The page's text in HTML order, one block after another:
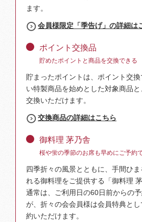
ます。
会員様限定「季告げ」の詳細は
ポイント交換品
貯めたポイントと商品を交換できる
貯まったポイントは、ポイント交
い特製商品を始めとした対象商品
交換いただけます。
交換商品の詳細はこちら
御料理 茅乃舎
桜や蛍の季節のお席も早めにご予約
四季折々の風景とともに、手間ひ
れる御料理をご提供する「御料理 茅
通常は、ご利用日の60日前からの
が、折々の会会員様は会員特典と
約いただけます。